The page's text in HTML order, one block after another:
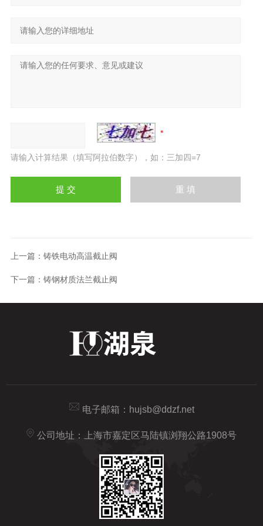
请输入计算结果（填写阿拉伯数字），如：三加四=7
上一篇： 铸铁电动高温截止阀
下一篇： 铸钢材质法兰截止阀
电子邮箱： hujsb@ddzf.net
公司地址：上海市嘉定区马陆镇浏翔公路1908号